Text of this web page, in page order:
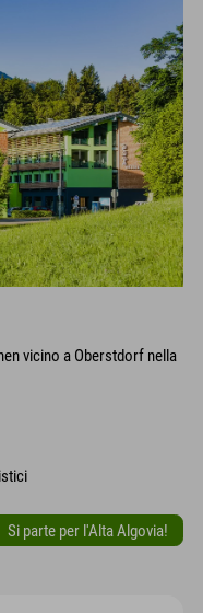
vicino a Oberstdorf nella
Si parte per l'Alta Algovia!